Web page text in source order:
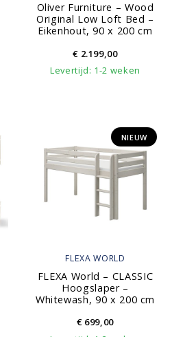
Oliver Furniture – Wood
Original Low Loft Bed –
Eikenhout, 90 x 200 cm
€2.199,00
Levertijd: 1-2 weken
FLEXA WORLD
FLEXA World – CLASSIC
Hoogslaper –
Whitewash, 90 x 200 cm
NIEUW
€699,00